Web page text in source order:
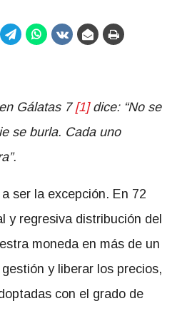
Gálatas 7 [1]dice: “No se
se burla. Cada uno
ser la excepción. En 72
y regresiva distribución del
moneda en más de un
y liberar los precios,
con el grado de